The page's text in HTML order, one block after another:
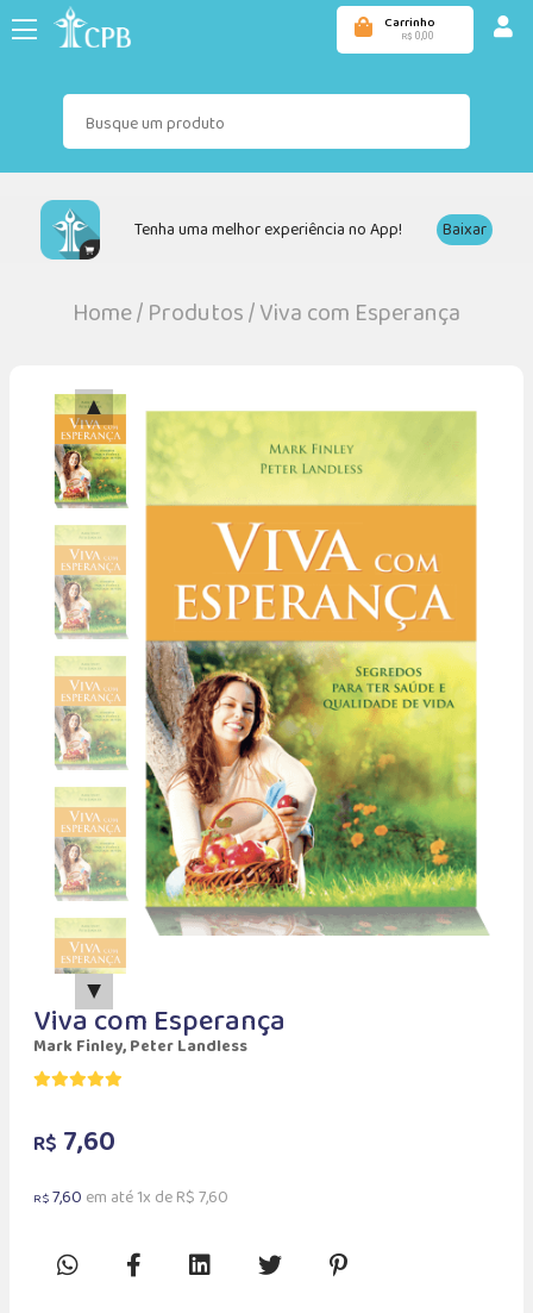
Carrinho
R$ 0,00
Tenha uma melhor experiência no App! Baixar
Home/Produtos/Viva com Esperança
▲
▲
Viva com Esperança
Mark Finley, Peter Landless
R$ 7,60
R$7,60 em até 1x de R$ 7,60